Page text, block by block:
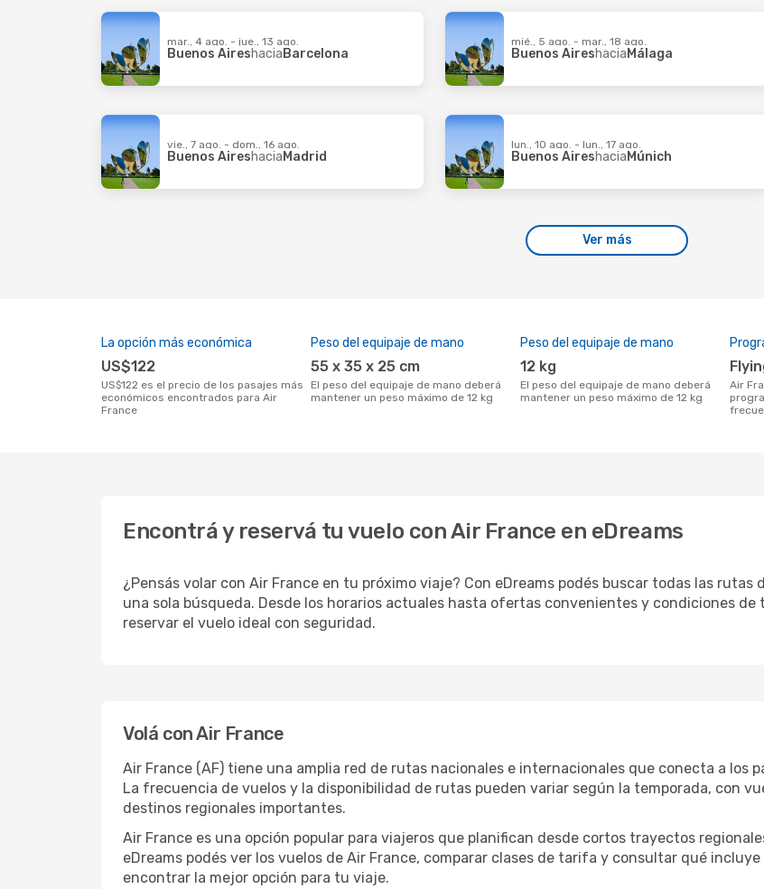
mar., 4 ago. - jue., 13 ago.
Buenos Aireshacia Barcelona
mié., 5 ago. - mar., 18 ago.
Buenos AireshaciaMálaga
vie., 7 ago. - dom., 16 ago.
Buenos AireshaciaMadrid
lun., 10 ago. - lun., 17 ago.
Buenos AireshaciaMúnich
Ver más
La opción más económica
US$122
US$122 es el precio de los pasajes más
económicos encontrados para Air
France
Peso del equipaje de mano
55 x 35 x 25 cm
El peso del equipaje de mano deberá
mantener un peso máximo de 12 kg
Peso del equipaje de mano
12 kg
El peso del equipaje de mano deberá
mantener un peso máximo de 12 kg
Air France pone a tu disposición su
Encontrá y reservá tu vuelo con Air France en eDreams
¿Pensás volar con Air France en tu próximo viaje? Con eDreams podés buscar todas las
una sola búsqueda. Desde los horarios actuales hasta ofertas convenientes y condiciones
reservar el vuelo ideal con seguridad.
Volá con Air France
Air France (AF) tiene una amplia red de rutas nacionales e internacionales que conecta a los
La frecuencia de vuelos y la disponibilidad de rutas pueden variar según la temporada, con
destinos regionales importantes.
Air France es una opción popular para viajeros que planifican desde cortos trayectos
eDreams podés ver los vuelos de Air France, comparar clases de tarifa y consultar qué
encontrar la mejor opción para tu viaje.